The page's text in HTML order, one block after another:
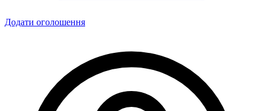
Додати оголошення